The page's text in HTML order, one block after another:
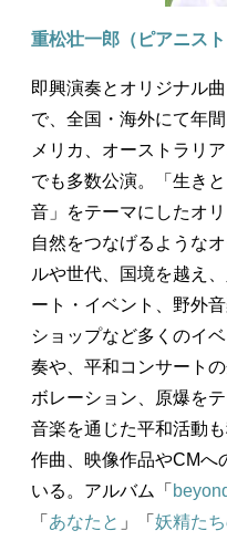
重松壮一郎（ピアニス
即興演奏とオリジナル
で、全国・海外にて年
メリカ、オーストラリ
でも多数公演。「生き
音」をテーマにしたオ
自然をつなげるような
ルや世代、国境を越え
ート・イベント、野外
ショップなど多くのイ
奏や、平和コンサート
ボレーション、原爆を
音楽を通じた平和活動
作曲、映像作品やCMへ
いる。アルバム「
「 あなたと 」「 妖精た